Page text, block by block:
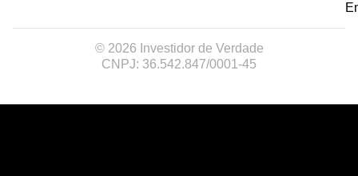
© 2026 Investidor de Verdade
CNPJ: 36.542.847/0001-45